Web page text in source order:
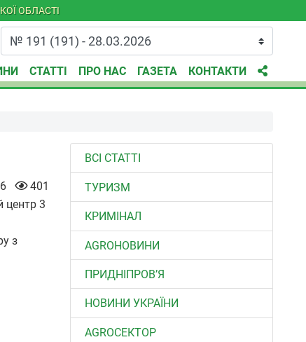
ОБЛАСТІ
СТАТТІ ПРО НАС ГАЗЕТА КОНТАКТИ
401
з
ВСІ СТАТТІ
ТУРИЗМ
КРИМІНАЛ
AGROНОВИНИ
ПРИДНІПРОВ’Я
НОВИНИ УКРАЇНИ
АGROСЕКТОР